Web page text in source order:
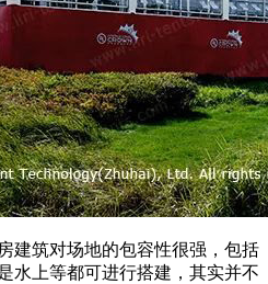
建筑对场地的包容性很强，包括
水上等都可进行搭建，其实并不